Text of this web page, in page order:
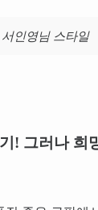
인영님 스타일
! 그러나 희